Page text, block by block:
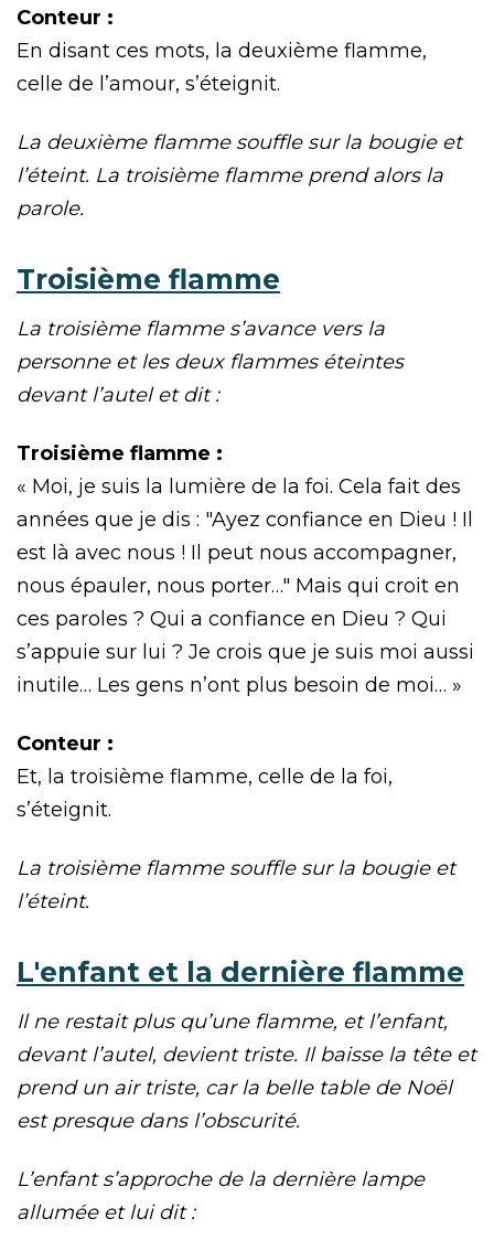
Conteur :
En disant ces mots, la deuxième flamme,
celle de l’amour, s’éteignit.
La deuxième flamme souffle sur la bougie et
l’éteint. La troisième flamme prend alors la
parole.
Troisième flamme
La troisième flamme s’avance vers la
personne et les deux flammes éteintes
devant l’autel et dit :
Troisième flamme :
« Moi, je suis la lumière de la foi. Cela fait des
années que je dis : "Ayez confiance en Dieu ! Il
est là avec nous ! Il peut nous accompagner,
nous épauler, nous porter…" Mais qui croit en
ces paroles ? Qui a confiance en Dieu ? Qui
s’appuie sur lui ? Je crois que je suis moi aussi
inutile… Les gens n’ont plus besoin de moi… »
Conteur :
Et, la troisième flamme, celle de la foi,
s’éteignit.
La troisième flamme souffle sur la bougie et
l’éteint.
L'enfant et la dernière flamme
Il ne restait plus qu’une flamme, et l’enfant,
devant l’autel, devient triste. Il baisse la tête et
prend un air triste, car la belle table de Noël
est presque dans l’obscurité.
L’enfant s’approche de la dernière lampe
allumée et lui dit :